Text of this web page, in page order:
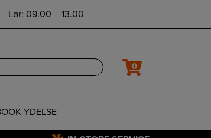
Lør: 09.00 – 13.00
0
YDELSE